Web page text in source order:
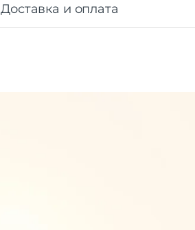
Доставка и оплата